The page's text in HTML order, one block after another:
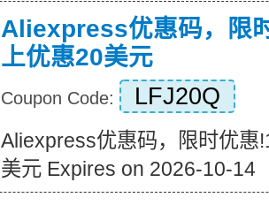
Aliexpress优惠码，限
上优惠20美元
Coupon Code: LFJ20Q
Aliexpress优惠码，限时优惠
美元 Expires on 2026-10-14